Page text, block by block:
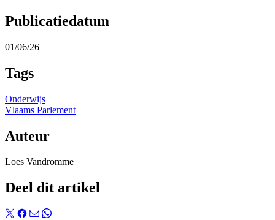
Publicatiedatum
01/06/26
Tags
Onderwijs
Vlaams Parlement
Auteur
Loes Vandromme
Deel dit artikel